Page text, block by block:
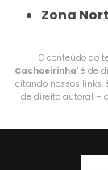
Zona
O conteúdo do
Cachoeirinha" é de
citando nossos links,
de direito autoral –